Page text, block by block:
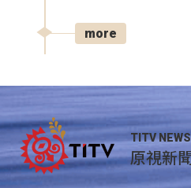
more
TITV NEWS
原視新